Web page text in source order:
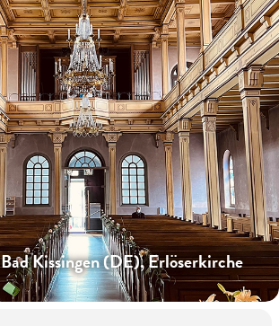
Bad Kissingen (DE), Erlöserkirche